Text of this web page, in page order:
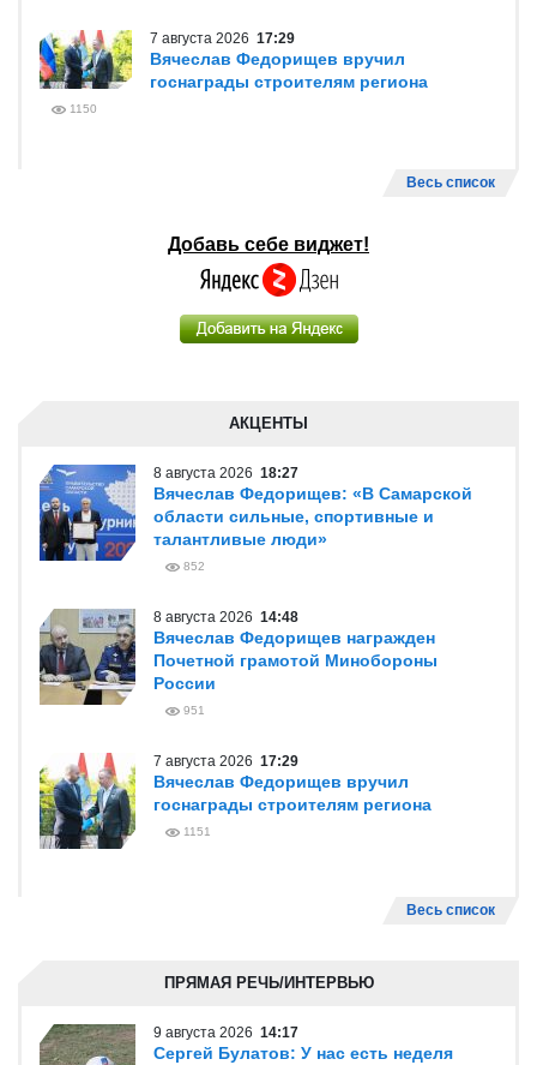
7 августа 2026 17:29
Вячеслав Федорищев вручил
госнаграды строителям региона
1150
Весь список
Добавь себе виджет!
АКЦЕНТЫ
8 августа 2026 18:27
Вячеслав Федорищев: «В Самарской
области сильные, спортивные и
талантливые люди»
852
8 августа 2026 14:48
Вячеслав Федорищев награжден
Почетной грамотой Минобороны
России
951
7 августа 2026 17:29
Вячеслав Федорищев вручил
госнаграды строителям региона
1151
Весь список
ПРЯМАЯ РЕЧЬ/ИНТЕРВЬЮ
9 августа 2026 14:17
Сергей Булатов: У нас есть неделя